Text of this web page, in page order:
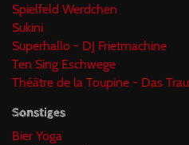
Spielfeld Werdchen
Sukini
Superhallo - DJ Frietmachine
Ten Sing Eschwege
Théâtre de la Toupine - Das
Sonstiges
Bier Yoga